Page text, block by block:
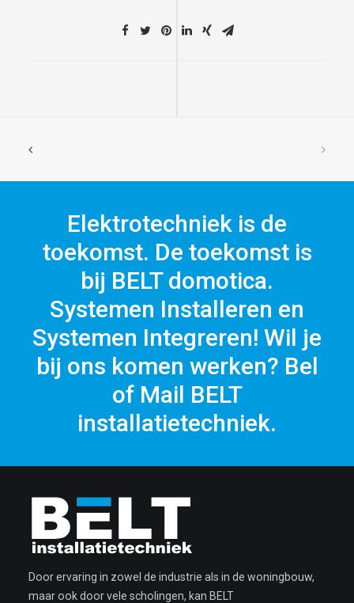
Elektrotechniek is de
toekomst. De toekomst is
bij BELT domotica.
Systemen Installeren en
Systemen Integreren! Wil je
bij ons komen werken? Bel
of Mail BELT
installatietechniek.
Door ervaring in zowel de industrie als in de woningbouw,
maar ook door vele scholingen, kan BELT